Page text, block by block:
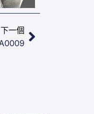
下一個
下一篇